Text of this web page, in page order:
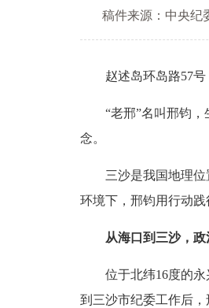
稿件来源：中央纪
赵述岛环岛路57号，
“老邢”名叫邢钧，生
念。
三沙是我国地理位置
环境下，邢钧用行动
从海口到三沙，
位于北纬16度的永兴
到三沙市纪委工作后，